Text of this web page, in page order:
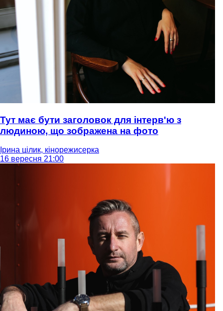
Тут має бути заголовок для інтерв'ю з
людиною, що зображена на фото
Ірина цілик, кінорежисерка
16 вересня 21:00